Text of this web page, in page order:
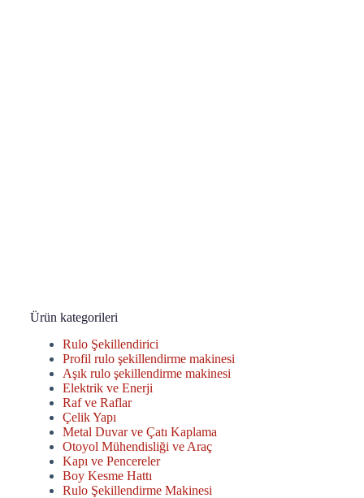
Ürün kategorileri
Rulo Şekillendirici
Profil rulo şekillendirme makinesi
Aşık rulo şekillendirme makinesi
Elektrik ve Enerji
Raf ve Raflar
Çelik Yapı
Metal Duvar ve Çatı Kaplama
Otoyol Mühendisliği ve Araç
Kapı ve Pencereler
Boy Kesme Hattı
Rulo Şekillendirme Makinesi